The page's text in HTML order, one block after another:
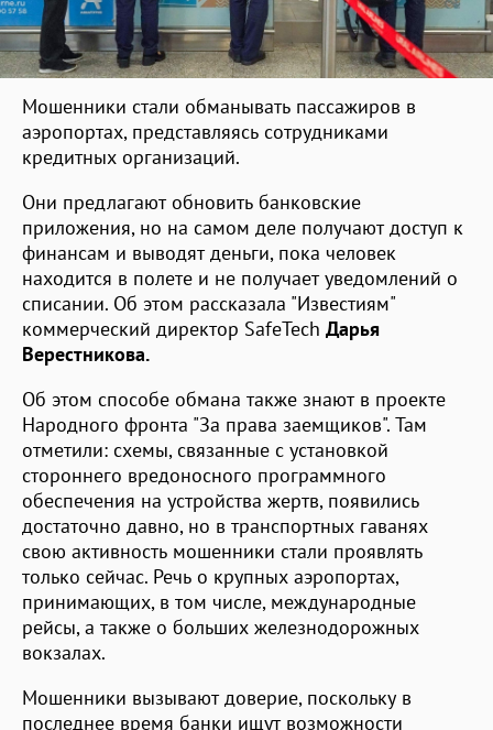
Мошенники стали обманывать пассажиров в
аэропортах, представляясь сотрудниками
кредитных организаций.
Они предлагают обновить банковские
приложения, но на самом деле получают доступ к
финансам и выводят деньги, пока человек
находится в полете и не получает уведомлений о
списании. Об этом рассказала "Известиям"
коммерческий директор SafeTech Дарья
Верестникова.
Об этом способе обмана также знают в проекте
Народного фронта "За права заемщиков". Там
отметили: схемы, связанные с установкой
стороннего вредоносного программного
обеспечения на устройства жертв, появились
достаточно давно, но в транспортных гаванях
свою активность мошенники стали проявлять
только сейчас. Речь о крупных аэропортах,
принимающих, в том числе, международные
рейсы, а также о больших железнодорожных
вокзалах.
Мошенники вызывают доверие, поскольку в
последнее время банки ищут возможности